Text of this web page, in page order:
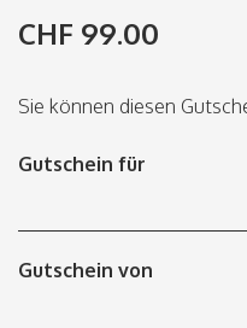
CHF 99.00
Sie können diesen
Gutschein für
Gutschein von